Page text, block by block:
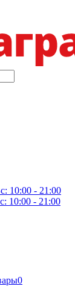
10:00 - 21:00
10:00 - 21:00
0